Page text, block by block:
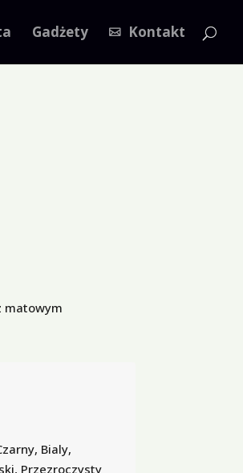
Gadżety Kontakt
matowym
Bialy,
Przezroczysty